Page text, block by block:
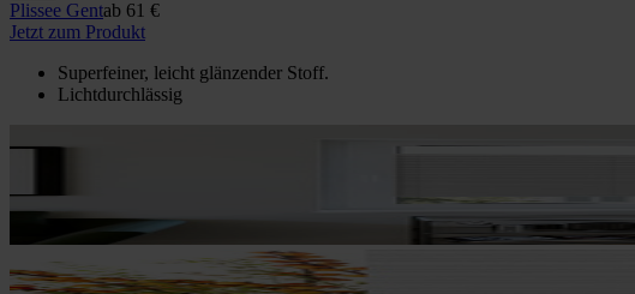
Plissee Gentab 61 €
Jetzt zum Produkt
Superfeiner, leicht glänzender Stoff.
Lichtdurchlässig